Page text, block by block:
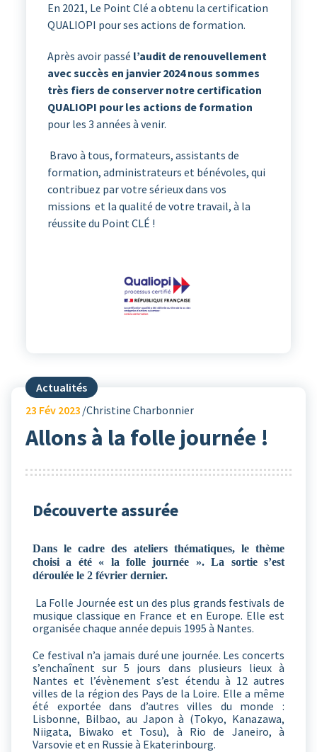
En 2021, Le Point Clé a obtenu la certification
QUALIOPI pour ses actions de formation.
Après avoir passé l’audit de renouvellement
avec succès en janvier 2024 nous sommes
très fiers de conserver notre certification
QUALIOPI pour les actions de formation
pour les 3 années à venir.
Bravo à tous, formateurs, assistants de
formation, administrateurs et bénévoles, qui
contribuez par votre sérieux dans vos
missions et la qualité de votre travail, à la
réussite du Point CLÉ !
Actualités
23 Fév 2023 Christine Charbonnier
Allons à la folle journée !
Découverte assurée
Dans le cadre des ateliers thématiques, le thème
choisi a été « la folle journée ». La sortie s’est
déroulée le 2 février dernier.
La Folle Journée est un des plus grands festivals de
musique classique en France et en Europe. Elle est
organisée chaque année depuis 1995 à Nantes.
Ce festival n’a jamais duré une journée. Les concerts
s’enchaînent sur 5 jours dans plusieurs lieux à
Nantes et l’évènement s’est étendu à 12 autres
villes de la région des Pays de la Loire. Elle a même
été exportée dans d’autres villes du monde :
Lisbonne, Bilbao, au Japon à (Tokyo, Kanazawa,
Niigata, Biwako et Tosu), à Rio de Janeiro, à
Varsovie et en Russie à Ekaterinbourg.